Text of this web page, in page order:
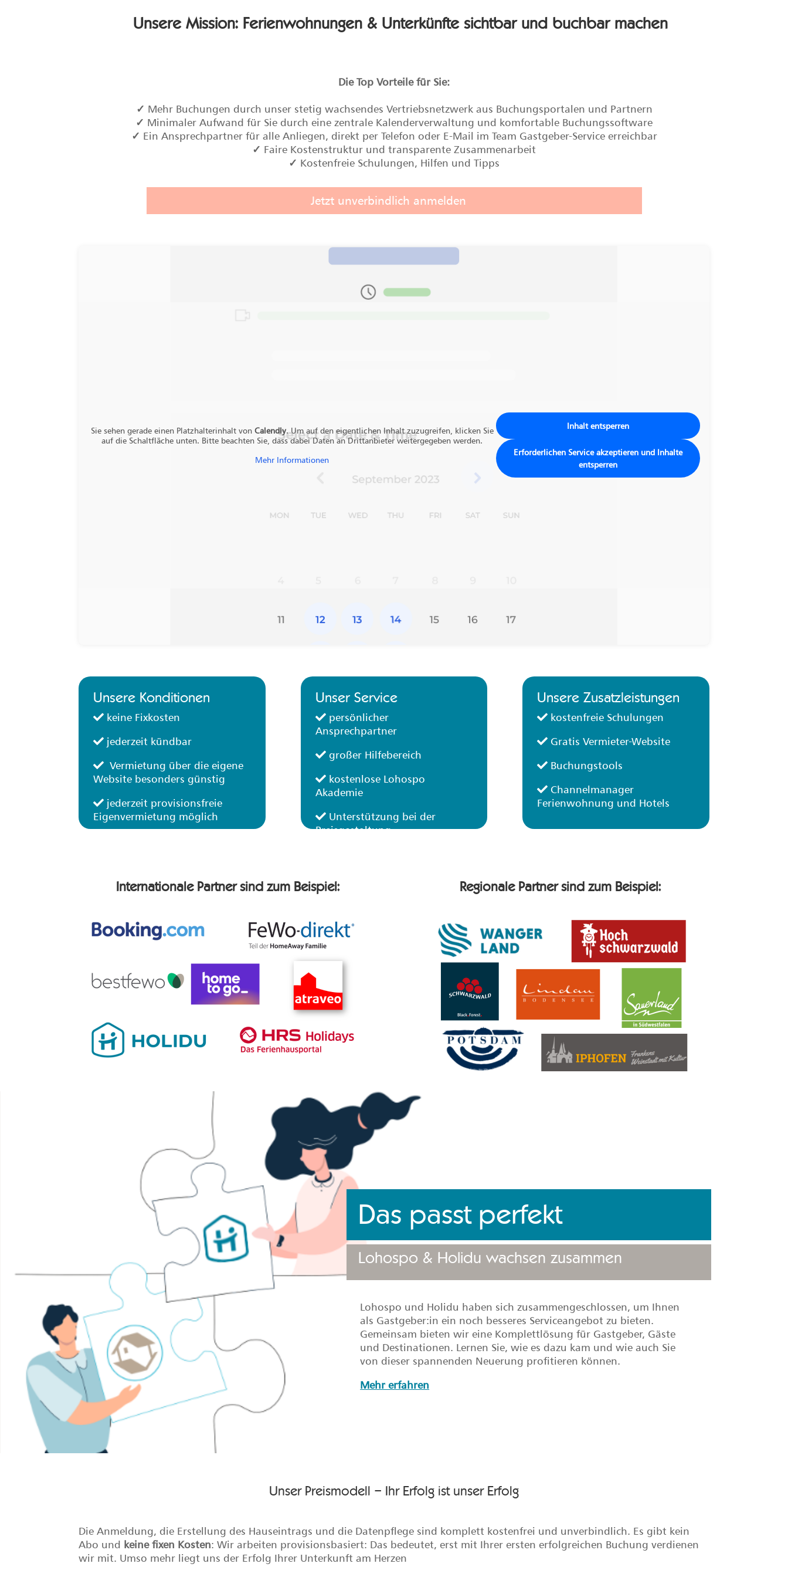
Unsere Mission: Ferienwohnungen & Unterkünfte sichtbar und buchbar machen
Die Top Vorteile für Sie:
✓ Mehr Buchungen durch unser stetig wachsendes Vertriebsnetzwerk aus Buchungsportalen und Partnern
✓ Minimaler Aufwand für Sie durch eine zentrale Kalenderverwaltung und komfortable Buchungssoftware
✓ Ein Ansprechpartner für alle Anliegen, direkt per Telefon oder E-Mail im Team Gastgeber-Service erreichbar
✓ Faire Kostenstruktur und transparente Zusammenarbeit
✓ Kostenfreie Schulungen, Hilfen und Tipps
Jetzt unverbindlich anmelden
Sie sehen gerade einen Platzhalterinhalt von Calendly. Um auf den eigentlichen Inhalt zuzugreifen, klicken Sie
auf die Schaltfläche unten. Bitte beachten Sie, dass dabei Daten an Drittanbieter weitergegeben werden.
Mehr Informationen
Inhalt entsperren
Erforderlichen Service akzeptieren und Inhalte
entsperren
Unsere Konditionen
keine Fixkosten
jederzeit kündbar
Vermietung über die eigene
Website besonders günstig
jederzeit provisionsfreie
Eigenvermietung möglich
Unser Service
persönlicher
Ansprechpartner
großer Hilfebereich
kostenlose Lohospo
Akademie
Unterstützung bei der
Preisgestaltung
Unsere Zusatzleistungen
kostenfreie Schulungen
Gratis Vermieter-Website
Buchungstools
Channelmanager
Ferienwohnung und Hotels
Internationale Partnersind zum Beispiel: Regionale Partner sind zum Beispiel:
Das passt perfekt
Lohospo & Holidu wachsen zusammen
Lohospo und Holidu haben sich zusammengeschlossen, um Ihnen
als Gastgeber:in ein noch besseres Serviceangebot zu bieten.
Gemeinsam bieten wir eine Komplettlösung für Gastgeber, Gäste
und Destinationen. Lernen Sie, wie es dazu kam und wie auch Sie
von dieser spannenden Neuerung profitieren können.
Mehr erfahren
Unser Preismodell – Ihr Erfolg ist unser Erfolg
Die Anmeldung, die Erstellung des Hauseintrags und die Datenpflege sind komplett kostenfrei und unverbindlich. Es gibt kein
Abo und keine fixen Kosten: Wir arbeiten provisionsbasiert: Das bedeutet, erst mit Ihrer ersten erfolgreichen Buchung verdienen
wir mit. Umso mehr liegt uns der Erfolg Ihrer Unterkunft am Herzen